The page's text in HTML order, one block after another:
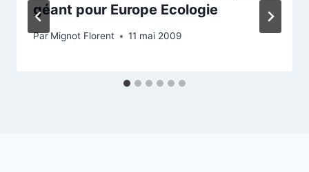
géant pour Europe Ecologie
Par Mignot Florent 11 mai 2009